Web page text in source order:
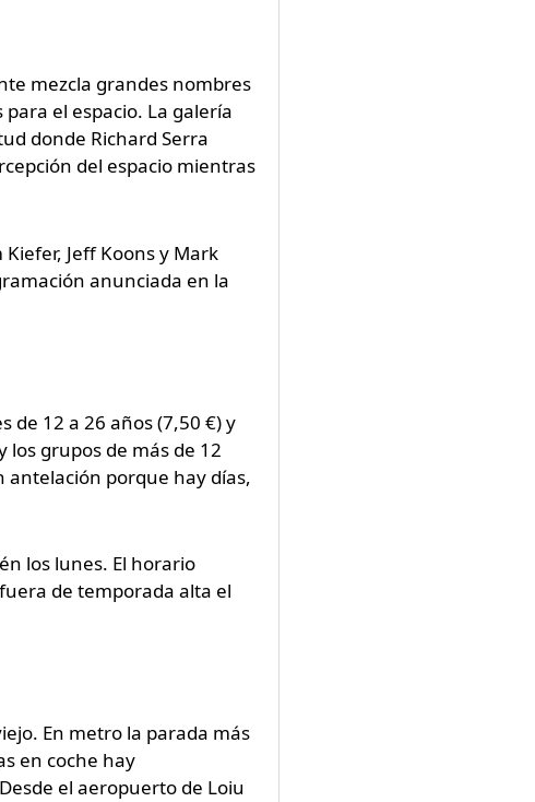
mezcla grandes nombres
el espacio. La galería
donde Richard Serra
del espacio mientras
Jeff Koons y Mark
anunciada en la
de 12 a 26 años (7,50 €) y
grupos de más de 12
antelación porque hay días,
los lunes. El horario
de temporada alta el
En metro la parada más
en coche hay
el aeropuerto de Loiu